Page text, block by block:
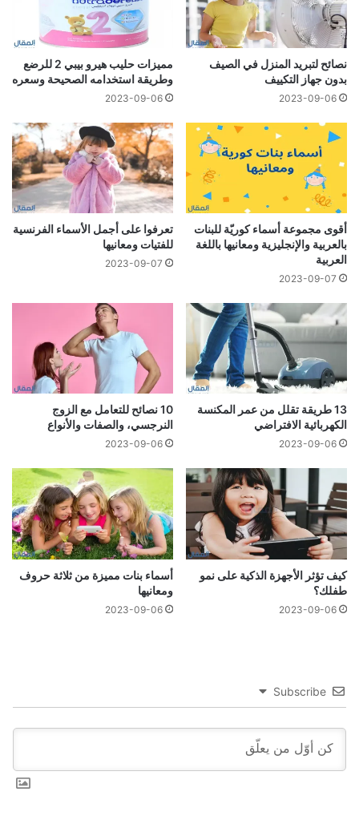
نصائح لتبريد المنزل في الصيف
بدون جهاز التكييف
2023-09-06
مميزات حليب هيرو بيبي 2 للرضع
وطريقة استخدامه الصحيحة وسعره
2023-09-06
أقوى مجموعة أسماء كوريّة للبنات
بالعربية والإنجليزية ومعانيها باللغة
العربية
2023-09-07
تعرفوا على أجمل الأسماء الفرنسية
للفتيات ومعانيها
2023-09-07
13 طريقة تقلل من عمر المكنسة
الكهربائية الافتراضي
2023-09-06
10 نصائح للتعامل مع الزوج
النرجسي، والصفات والأنواع
2023-09-06
كيف تؤثر الأجهزة الذكية على نمو
طفلك؟
2023-09-06
أسماء بنات مميزة من ثلاثة حروف
ومعانيها
2023-09-06
Subscribe